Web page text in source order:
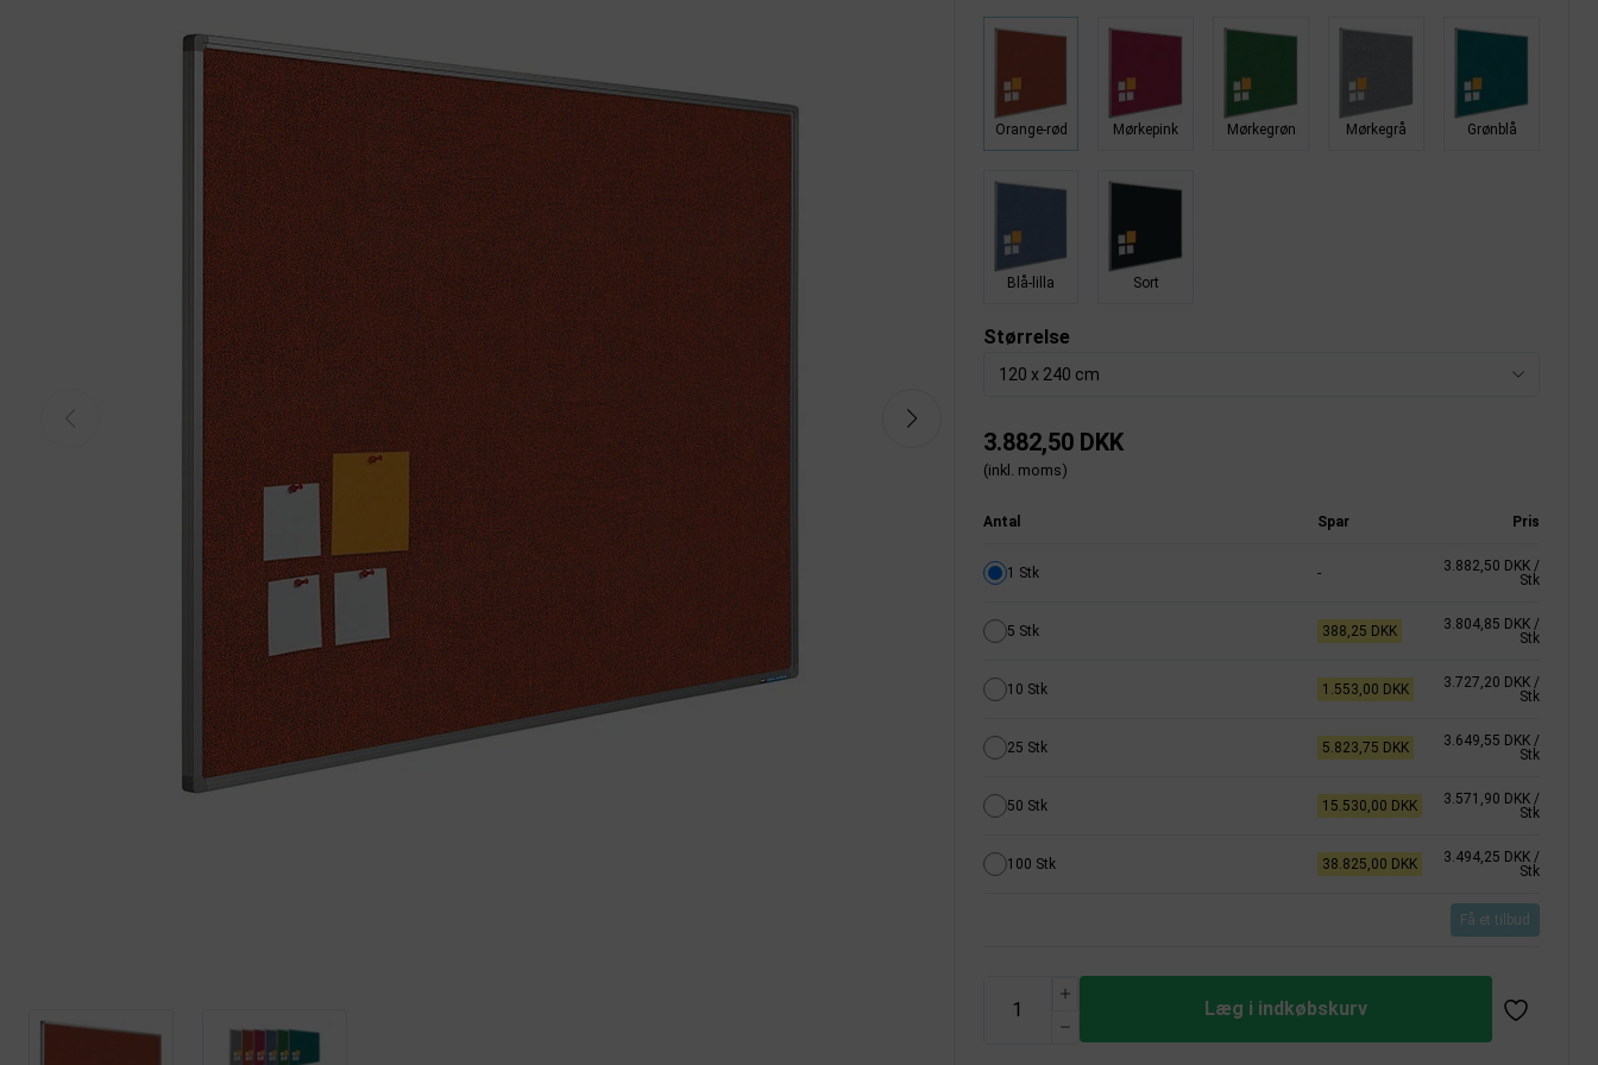
Orange-rød Mørkepink Mørkegrøn Mørkegrå Grønblå
Blå-lilla Sort
Størrelse
120 x 240 cm
3.882,50 DKK
(inkl. moms)
Antal Spar Pris
1 Stk - 3.882,50 DKK /
Stk
5 Stk 388,25 DKK 3.804,85 DKK /
Stk
10 Stk 1.553,00 DKK 3.727,20 DKK /
Stk
25 Stk 5.823,75 DKK 3.649,55 DKK /
Stk
50 Stk 15.530,00 DKK 3.571,90 DKK /
Stk
100 Stk 38.825,00 DKK 3.494,25 DKK /
Stk
Få et tilbud
Læg i indkøbskurv